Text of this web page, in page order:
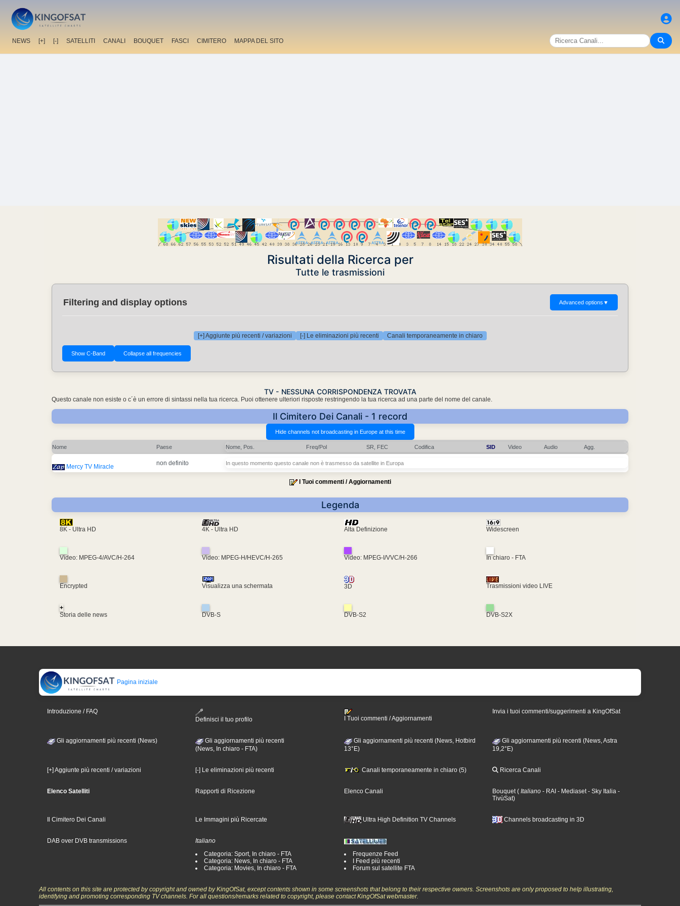
NEWS [+] [-] SATELLITI CANALI BOUQUET FASCI CIMITERO MAPPA DEL SITO
Risultati della Ricerca per
Tutte le trasmissioni
Filtering and display options Advanced options ▼
[+] Aggiunte più recenti / variazioni [-] Le eliminazioni più recenti Canali temporaneamente in chiaro
TV - NESSUNA CORRISPONDENZA TROVATA
Questo canale non esiste o c´è un errore di sintassi nella tua ricerca. Puoi ottenere ulteriori risposte restringendo la tua ricerca ad una parte del nome del canale.
Il Cimitero Dei Canali - 1 record
Nome Paese Nome, Pos. Freq/Pol SR, FEC Codifica SID Video Audio Agg.
Mercy TV Miracle non definito In questo momento questo canale non è trasmesso da satellite in Europa
I Tuoi commenti / Aggiornamenti
Legenda
8K - Ultra HD 4K - Ultra HD Alta Definizione Widescreen
Video: MPEG-4/AVC/H-264 Video: MPEG-H/HEVC/H-265 Video: MPEG-I/VVC/H-266 In chiaro - FTA
Encrypted Visualizza una schermata 3D Trasmissioni video LIVE
+
Storia delle news
DVB-S DVB-S2 DVB-S2X
Pagina iniziale
Introduzione / FAQ
Definisci il tuo profilo
I Tuoi commenti / Aggiornamenti
Invia i tuoi commenti/suggerimenti a KingOfSat
Gli aggiornamenti più recenti (News)
Gli aggiornamenti più recenti
(News, In chiaro - FTA)
Gli aggiornamenti più recenti (News, Hotbird
13°E)
Gli aggiornamenti più recenti (News, Astra
19,2°E)
[+] Aggiunte più recenti / variazioni [-] Le eliminazioni più recenti Canali temporaneamente in chiaro (5) Ricerca Canali
Elenco Satelliti Rapporti di Ricezione Elenco Canali Bouquet ( Italiano - RAI - Mediaset - Sky Italia -
TivùSat)
Il Cimitero Dei Canali Le Immagini più Ricercate Ultra High Definition TV Channels Channels broadcasting in 3D
DAB over DVB transmissions
Italiano
Categoria: Sport, In chiaro - FTA
Categoria: News, In chiaro - FTA
Categoria: Movies, In chiaro - FTA
Frequenze Feed
I Feed più recenti
Forum sul satellite FTA
All contents on this site are protected by copyright and owned by KingOfSat, except contents shown in some screenshots that belong to their respective owners. Screenshots are only proposed to help illustrating,
identifying and promoting corresponding TV channels. For all questions/remarks related to copyright, please contact KingOfSat webmaster.